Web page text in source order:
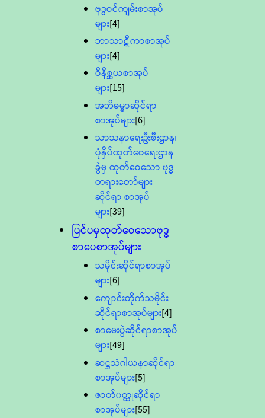
ဗုဒ္ဓဝင်ကျမ်းစာအုပ်
များ[4]
ဘာသာဋီကာစာအုပ်
များ[4]
ဝိနိစ္ဆယစာအုပ်
များ[15]
အဘိဓမ္မာဆိုင်ရာ
စာအုပ်များ[6]
သာသနာရေးဦးစီးဌာန၊
ပုံနှိပ်ထုတ်ဝေရေးဌာန
ခွဲမှ ထုတ်ဝေသော ဗုဒ္ဓ
တရားတော်များ
ဆိုင်ရာ စာအုပ်
များ[39]
ပြင်ပမှထုတ်ဝေသောဗုဒ္ဓ
စာပေစာအုပ်များ
သမိုင်းဆိုင်ရာစာအုပ်
များ[6]
ကျောင်းတိုက်သမိုင်း
ဆိုင်ရာစာအုပ်များ[4]
စာမေးပွဲဆိုင်ရာစာအုပ်
များ[49]
ဆဋ္ဌသံဂါယနာဆိုင်ရာ
စာအုပ်များ[5]
ဇာတ်၀တ္ထုဆိုင်ရာ
စာအုပ်များ[55]